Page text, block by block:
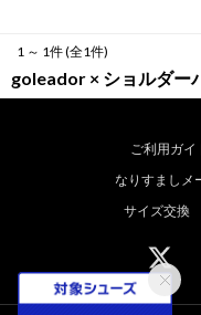
1 ～ 1件 (全1件)
goleador × ショルダー
ご利用ガイ
なりすましメ
サイズ交換